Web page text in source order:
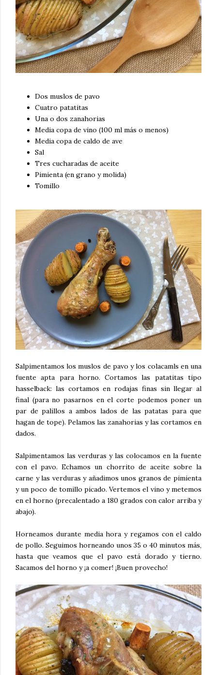
Dos muslos de pavo
Cuatro patatitas
Una o dos zanahorias
Media copa de vino (100 ml más o menos)
Media copa de caldo de ave
Sal
Tres cucharadas de aceite
Pimienta (en grano y molida)
Tomillo
Salpimentamos los muslos de pavo y los colacamls en una
fuente apta para horno. Cortamos las patatitas tipo
hasselback: las cortamos en rodajas finas sin llegar al
final (para no pasarnos en el corte podemos poner un
par de palillos a ambos lados de las patatas para que
hagan de tope). Pelamos las zanahorias y las cortamos en
dados.
Salpimentamos las verduras y las colocamos en la fuente
con el pavo. Echamos un chorrito de aceite sobre la
carne y las verduras y añadimos unos granos de pimienta
y un poco de tomillo picado. Vertemos el vino y metemos
en el horno (precalentado a 180 grados con calor arriba y
abajo).
Horneamos durante media hora y regamos con el caldo
de pollo. Seguimos horneando unos 35 o 40 minutos más,
hasta que veamos que el pavo está dorado y tierno.
Sacamos del horno y ¡a comer! ¡Buen provecho!